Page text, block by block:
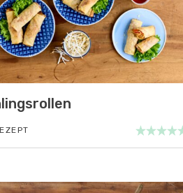
Fotorätsel 06/26